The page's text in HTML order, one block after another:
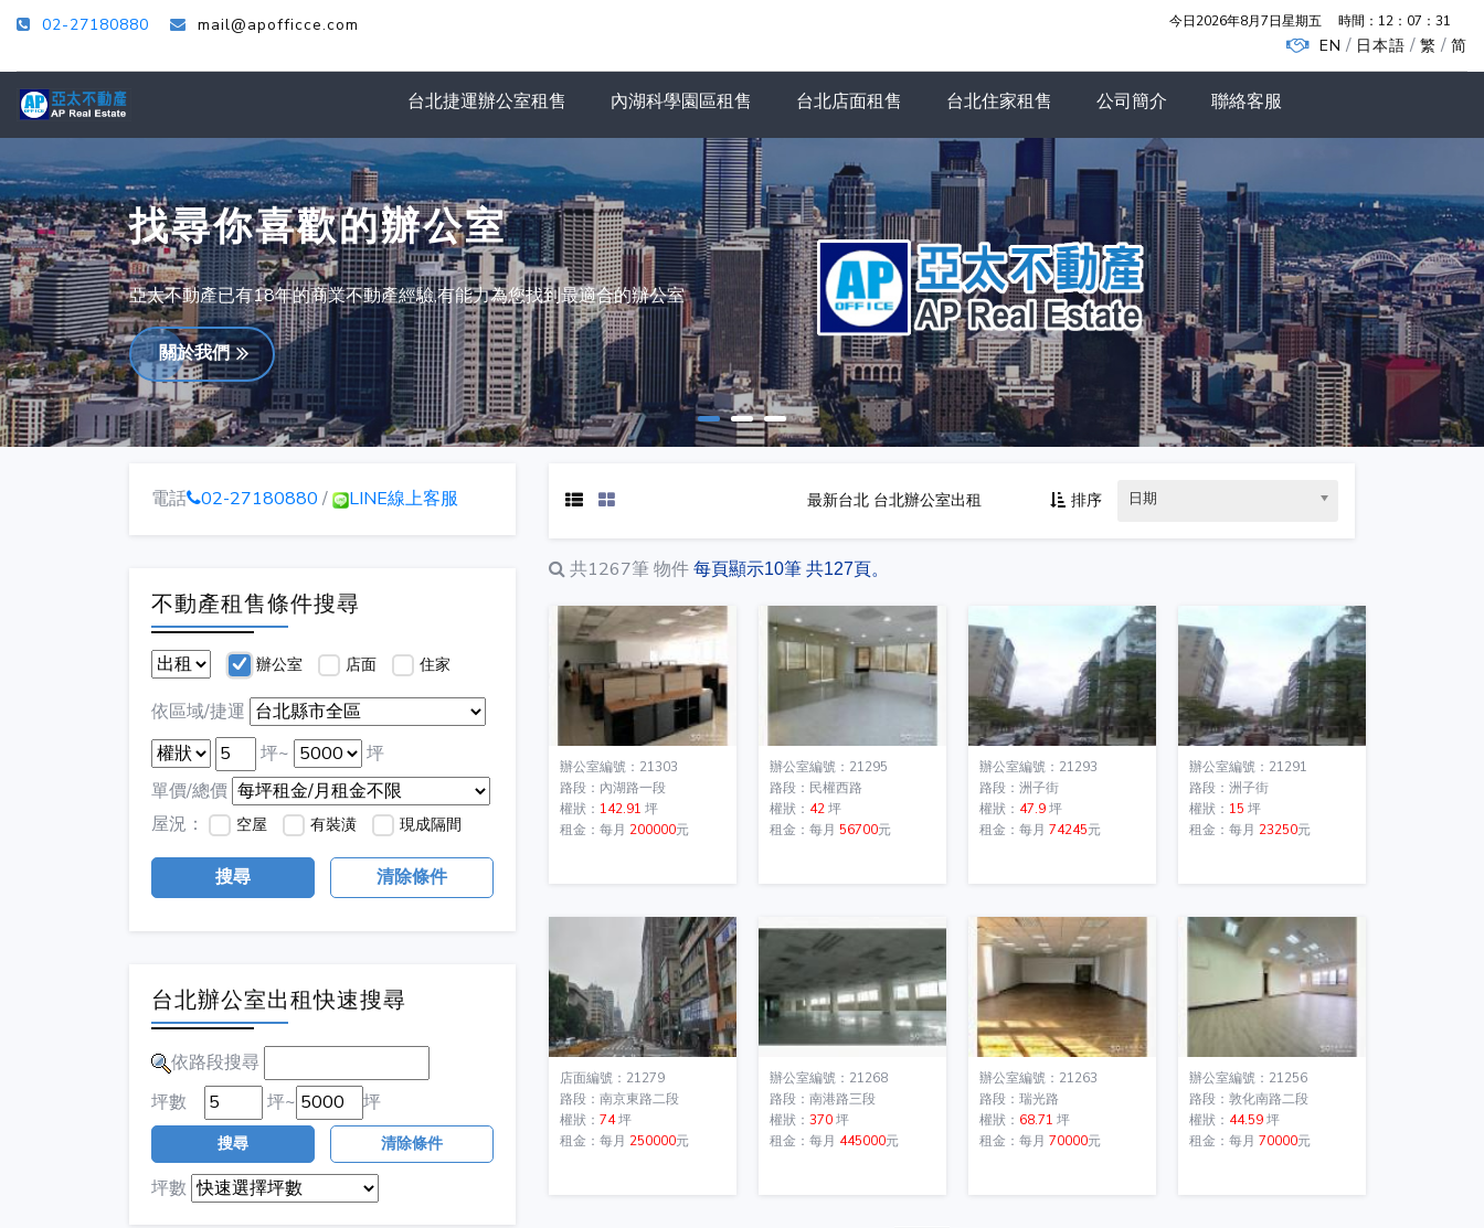
02-27180880 mail@apofficce.com 今日2026年8月7日星期五 時間： 12：07：32
EN / 日本語 / 繁 / 简
台北捷運辦公室租售 內湖科學園區租售 台北店面租售 台北住家租售 公司簡介 聯絡客服
找尋你喜歡的辦公室
亞太不動產已有18年的商業不動產經驗,有能力為您找到最適合的辦公室
關於我們
電話 02-27180880 / LINE線上客服
不動產租售條件搜尋
辦公室 店面 住家
依區域/捷運
坪~
坪
單價/總價
屋況：
空屋 有裝潢 現成隔間
搜尋 清除條件
台北辦公室出租快速搜尋
依路段搜尋
坪數
坪~ 坪
搜尋 清除條件
坪數
最新台北 台北辦公室出租 排序 日期
共1267筆 物件 每頁顯示10筆 共127頁。
辦公室編號：21303
路段：內湖路一段
權狀： 142.91 坪
租金：每月 200000元
辦公室編號：21295
路段：民權西路
權狀： 42坪
租金：每月 56700元
辦公室編號：21293
路段：洲子街
權狀： 47.9坪
租金：每月 74245元
辦公室編號：21291
路段：洲子街
權狀： 15 坪
租金：每月 23250元
店面編號：21279
路段：南京東路二段
權狀： 74坪
租金：每月 250000元
辦公室編號：21268
路段：南港路三段
權狀： 370坪
租金：每月 445000元
辦公室編號：21263
路段：瑞光路
權狀： 68.71 坪
租金：每月 70000元
辦公室編號：21256
路段：敦化南路二段
權狀： 44.59坪
租金：每月 70000元